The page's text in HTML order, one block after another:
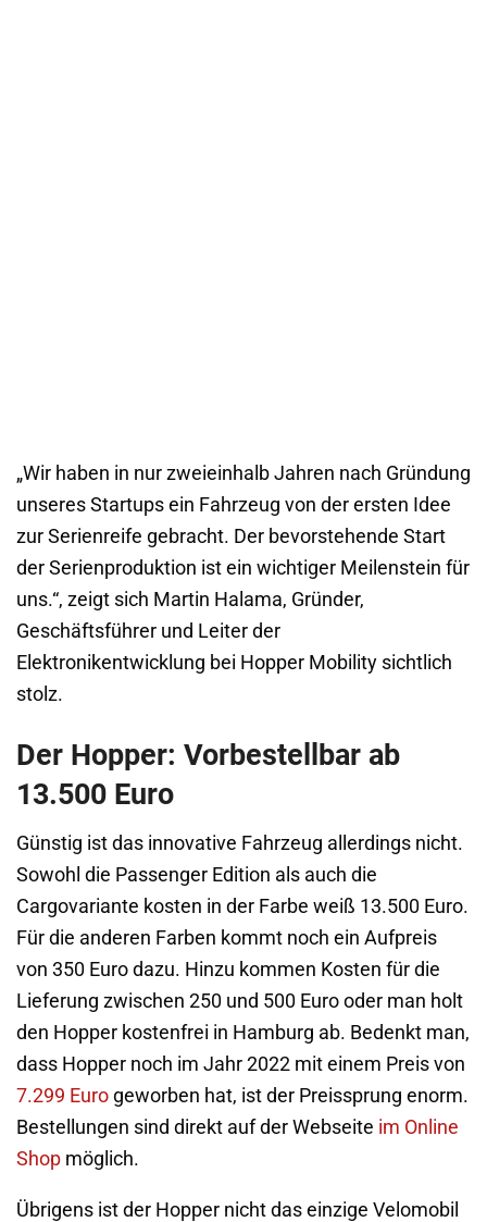
„Wir haben in nur zweieinhalb Jahren nach Gründung
unseres Startups ein Fahrzeug von der ersten Idee
zur Serienreife gebracht. Der bevorstehende Start
der Serienproduktion ist ein wichtiger Meilenstein für
uns.“, zeigt sich Martin Halama, Gründer,
Geschäftsführer und Leiter der
Elektronikentwicklung bei Hopper Mobility sichtlich
stolz.
Der Hopper: Vorbestellbar ab
13.500 Euro
Günstig ist das innovative Fahrzeug allerdings nicht.
Sowohl die Passenger Edition als auch die
Cargovariante kosten in der Farbe weiß 13.500 Euro.
Für die anderen Farben kommt noch ein Aufpreis
von 350 Euro dazu. Hinzu kommen Kosten für die
Lieferung zwischen 250 und 500 Euro oder man holt
den Hopper kostenfrei in Hamburg ab. Bedenkt man,
dass Hopper noch im Jahr 2022 mit einem Preis von
7.299 Euro geworben hat, ist der Preissprung enorm.
Bestellungen sind direkt auf der Webseite im Online
Shop möglich.
Übrigens ist der Hopper nicht das einzige Velomobil